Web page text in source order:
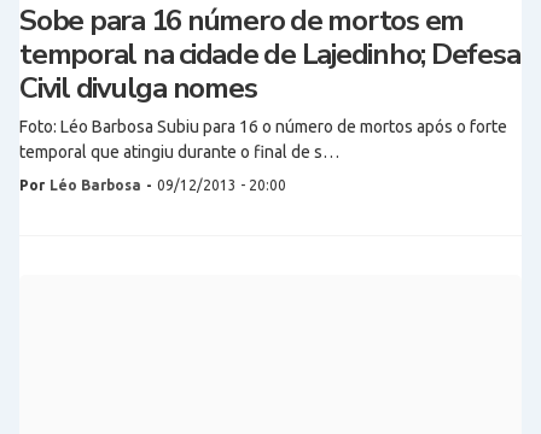
Sobe para 16 número de mortos em
temporal na cidade de Lajedinho; Defesa
Civil divulga nomes
Foto: Léo Barbosa Subiu para 16 o número de mortos após o forte
temporal que atingiu durante o final de s…
Por Léo Barbosa - 09/12/2013 - 20:00